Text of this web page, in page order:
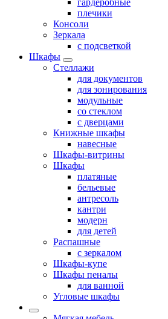
гардеробные
плечики
Консоли
Зеркала
с подсветкой
Шкафы
Стеллажи
для документов
для зонирования
модульные
со стеклом
с дверцами
Книжные шкафы
навесные
Шкафы-витрины
Шкафы
платяные
бельевые
антресоль
кантри
модерн
для детей
Распашные
с зеркалом
Шкафы-купе
Шкафы пеналы
для ванной
Угловые шкафы